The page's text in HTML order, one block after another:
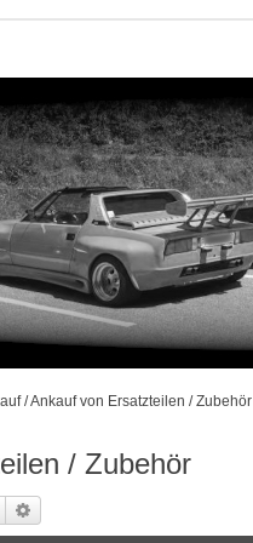
/ Ankauf von Ersatzteilen / Zubehör
/ Zubehör
Suche